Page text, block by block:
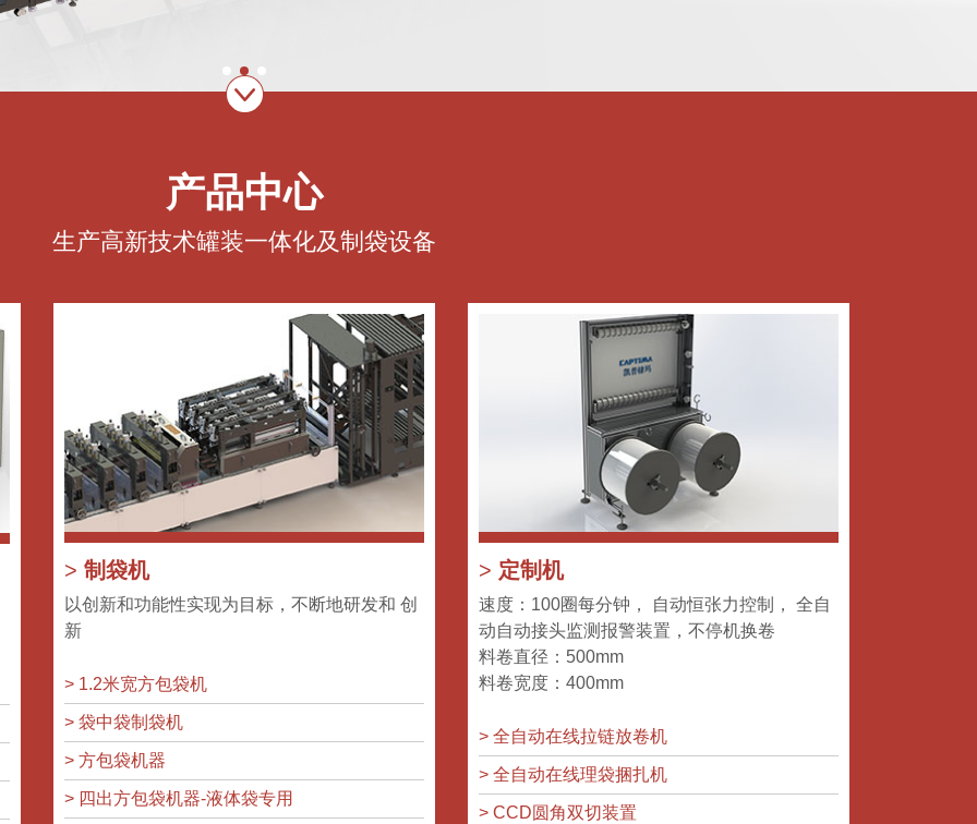
产品中心
生产高新技术罐装一体化及制袋设备
> 制袋机
以创新和功能性实现为目标，不断地研发和 创
新
> 1.2米宽方包袋机
> 袋中袋制袋机
> 方包袋机器
> 四出方包袋机器-液体袋专用
> 定制机
速度：100圈每分钟， 自动恒张力控制， 全自
动自动接头监测报警装置，不停机换卷
料卷直径：500mm
料卷宽度：400mm
> 全自动在线拉链放卷机
> 全自动在线理袋捆扎机
> CCD圆角双切装置